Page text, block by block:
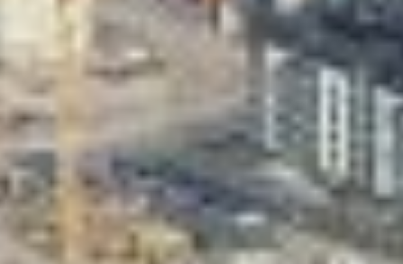
Valon Kaupunki
Lasten Lysti & LystiKylä-festivaali
Ohje
English